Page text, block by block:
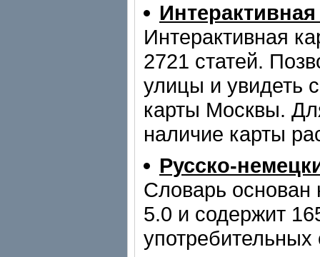
Интерактивная
2721 статей.
улицы и увидеть
карты Москвы.
наличие карты
Русско-
Словарь основан
5.0 и содержит
употребительных